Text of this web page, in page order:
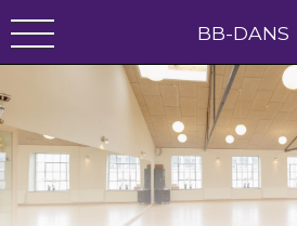
BB-DANS